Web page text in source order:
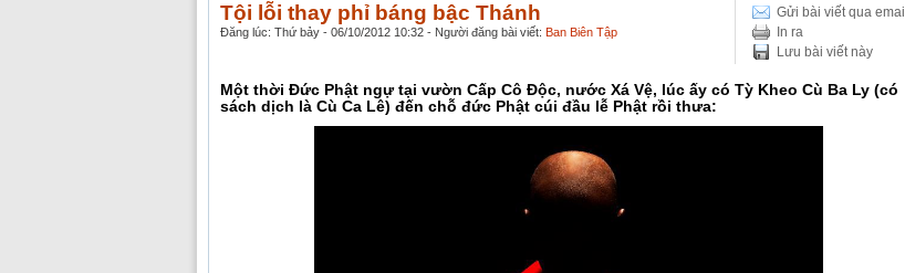
Gửi bài viết qua email
In ra
Lưu bài viết này
Tội lỗi thay phỉ báng bậc Thánh
Đăng lúc: Thứ bảy - 06/10/2012 10:32 - Người đăng bài viết: Ban Biên Tập
Một thời Đức Phật ngự tại vườn Cấp Cô Độc, nước Xá Vệ, lúc ấy có Tỳ Kheo Cù Ba Ly (có
sách dịch là Cù Ca Lê) đến chỗ đức Phật cúi đầu lễ Phật rồi thưa: